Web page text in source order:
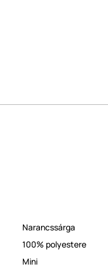
Narancssárga
100% polyestere
Mini